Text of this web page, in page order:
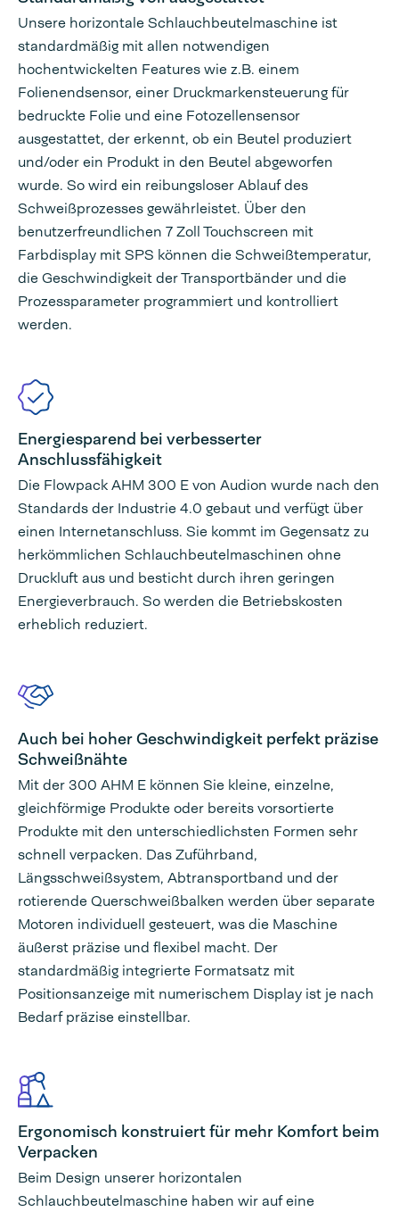
Unsere horizontale Schlauchbeutelmaschine ist
standardmäßig mit allen notwendigen
hochentwickelten Features wie z.B. einem
Folienendsensor, einer Druckmarkensteuerung für
bedruckte Folie und eine Fotozellensensor
ausgestattet, der erkennt, ob ein Beutel produziert
und/oder ein Produkt in den Beutel abgeworfen
wurde. So wird ein reibungsloser Ablauf des
Schweißprozesses gewährleistet. Über den
benutzerfreundlichen 7 Zoll Touchscreen mit
Farbdisplay mit SPS können die Schweißtemperatur,
die Geschwindigkeit der Transportbänder und die
Prozessparameter programmiert und kontrolliert
werden.
Energiesparend bei verbesserter
Anschlussfähigkeit
Die Flowpack AHM 300 E von Audion wurde nach den
Standards der Industrie 4.0 gebaut und verfügt über
einen Internetanschluss. Sie kommt im Gegensatz zu
herkömmlichen Schlauchbeutelmaschinen ohne
Druckluft aus und besticht durch ihren geringen
Energieverbrauch. So werden die Betriebskosten
erheblich reduziert.
Auch bei hoher Geschwindigkeit perfekt präzise
Schweißnähte
Mit der 300 AHM E können Sie kleine, einzelne,
gleichförmige Produkte oder bereits vorsortierte
Produkte mit den unterschiedlichsten Formen sehr
schnell verpacken. Das Zuführband,
Längsschweißsystem, Abtransportband und der
rotierende Querschweißbalken werden über separate
Motoren individuell gesteuert, was die Maschine
äußerst präzise und flexibel macht. Der
standardmäßig integrierte Formatsatz mit
Positionsanzeige mit numerischem Display ist je nach
Bedarf präzise einstellbar.
Ergonomisch konstruiert für mehr Komfort beim
Verpacken
Beim Design unserer horizontalen
Schlauchbeutelmaschine haben wir auf eine